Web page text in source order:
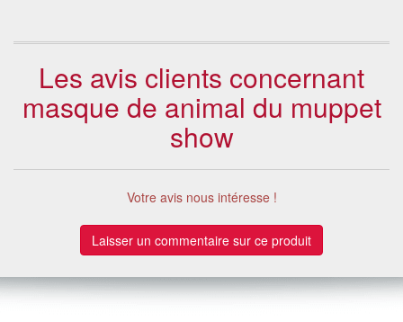
Les avis clients concernant
masque de animal du muppet
show
Votre avis nous intéresse !
Laisser un commentaire sur ce produit